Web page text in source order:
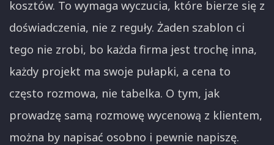
kosztów. To wymaga wyczucia, które bierze się z
doświadczenia, nie z reguły. Żaden szablon ci
tego nie zrobi, bo każda firma jest trochę inna,
każdy projekt ma swoje pułapki, a cena to
często rozmowa, nie tabelka. O tym, jak
prowadzę samą rozmowę wycenową z klientem,
można by napisać osobno i pewnie napiszę.